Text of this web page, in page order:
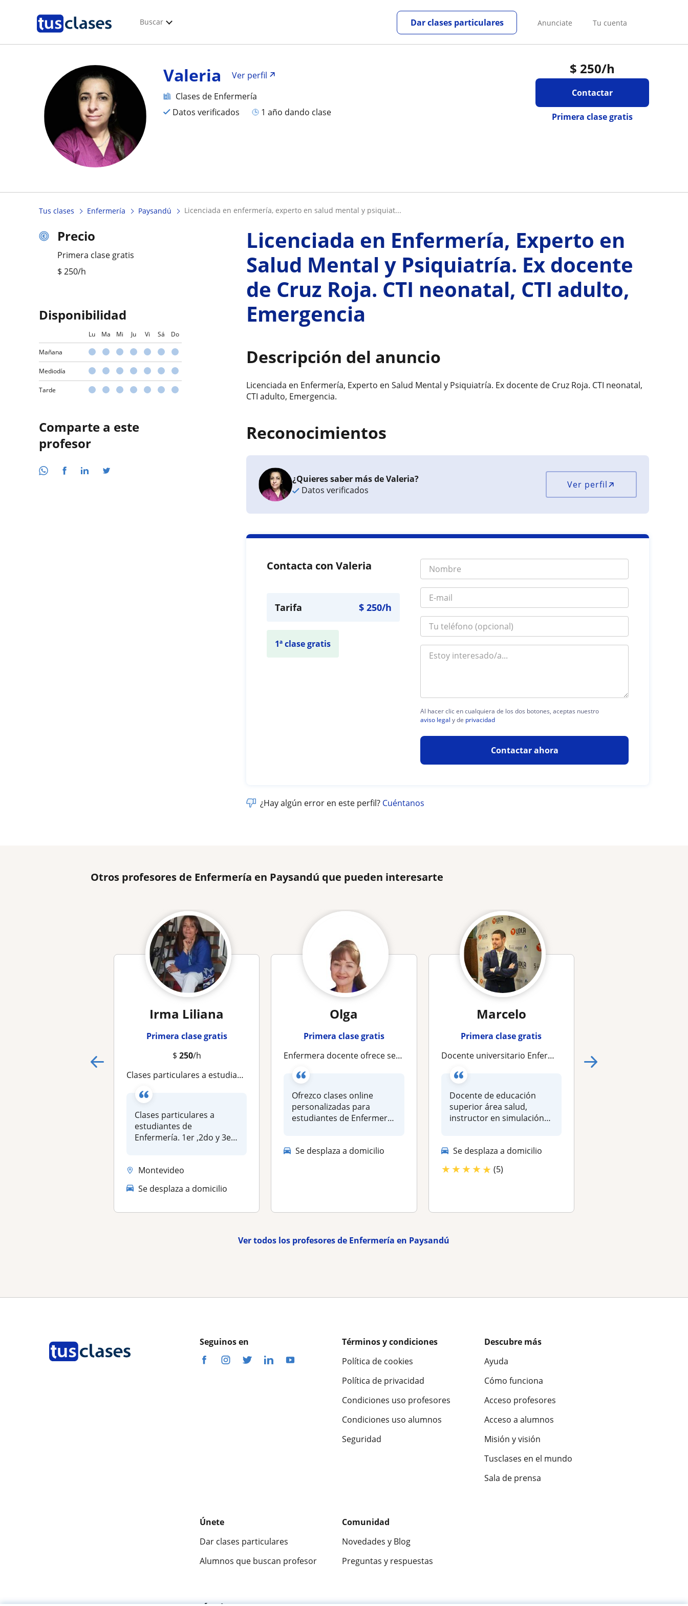
Buscar Anunciate Tu cuenta
Dar clases particulares
$ 250/h
Contactar
Primera clase gratis
Valeria
Ver perfil
Clases de Enfermería
Datos verificados
1 año dando clase
Tus clases Enfermería Paysandú licenciada en enfermería, experto en salud mental y psiquiat...
Precio
Primera clase gratis
$ 250/h
Disponibilidad
Lu Ma Mi Ju Vi Sá Do
Mañana
Mediodía
Tarde
Comparte a este
profesor
Licenciada en Enfermería, Experto en
Salud Mental y Psiquiatría. Ex docente
de Cruz Roja. CTI neonatal, CTI adulto,
Emergencia
Descripción del anuncio
Licenciada en Enfermería, Experto en Salud Mental y Psiquiatría. Ex docente de Cruz Roja. CTI neonatal,
CTI adulto, Emergencia.
Reconocimientos
¿Quieres saber más de Valeria?
Datos verificados
Ver perfil
Contacta con Valeria
Tarifa $250/h
1ª clase gratis
Al hacer clic en cualquiera de los dos botones, aceptas nuestro
aviso legal y de privacidad
Contactar ahora
¿Hay algún error en este perfil? Cuéntanos
Otros profesores de Enfermería en Paysandú que pueden interesarte
Irma Liliana
Primera clase gratis
$ 250/h
Clases particulares a estudiantes de Enfermería. 1er ,2do y 3er módulo, práctico y teórico, de cada uno
Clases particulares a
estudiantes de
Enfermería. 1er ,2do y 3er
Montevideo
Se desplaza a domicilio
Olga
Primera clase gratis
Enfermera docente ofrece servicios de asesoría en temas complejos en el campo de la enfermería
Ofrezco clases online
personalizadas para
estudiantes de Enfermería
Se desplaza a domicilio
Marcelo
Primera clase gratis
Docente universitario Enfermeria y salud en todos los niveles
Docente de educación
superior área salud,
instructor en simulación
Se desplaza a domicilio
★★★★★ (5)
Ver todos los profesores de Enfermería en Paysandú
Seguinos en
Términos y condiciones
Política de cookies
Política de privacidad
Condiciones uso profesores
Condiciones uso alumnos
Seguridad
Descubre más
Ayuda
Cómo funciona
Acceso profesores
Acceso a alumnos
Misión y visión
Tusclases en el mundo
Sala de prensa
Únete
Dar clases particulares
Alumnos que buscan profesor
Comunidad
Novedades y Blog
Preguntas y respuestas